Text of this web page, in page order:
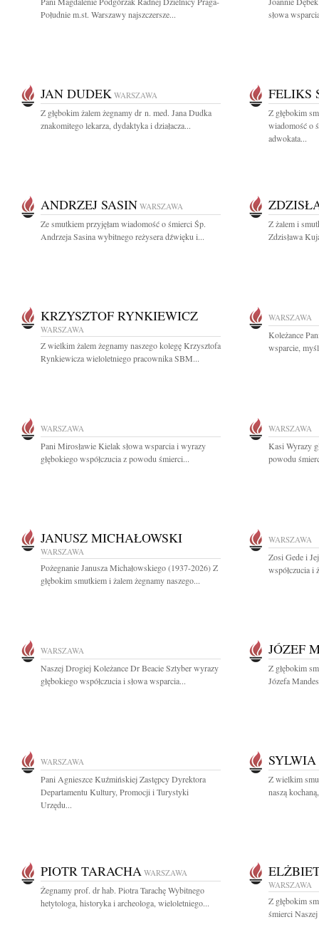
Południe m.st. Warszawy najszczersze...
słowa
JAN DUDEK WARSZAWA
Z głębokim żalem żegnamy dr n. med. Jana Dudka
znakomitego lekarza, dydaktyka i działacza...
FELIKS
Z głębokim
wiadomość o
adwokata...
ANDRZEJ SASIN WARSZAWA
Ze smutkiem przyjęłam wiadomość o śmierci Śp.
Andrzeja Sasina wybitnego reżysera dźwięku i...
Z żalem i
Zdzisława
KRZYSZTOF RYNKIEWICZ
WARSZAWA
Z wielkim żalem żegnamy naszego kolegę Krzysztofa
Rynkiewicza wieloletniego pracownika SBM...
WARSZAWA
Koleżance
wsparcie,
WARSZAWA
Pani Mirosławie Kielak słowa wsparcia i wyrazy
głębokiego współczucia z powodu śmierci...
WARSZAWA
Kasi Wyrazy
powodu
JANUSZ MICHAŁOWSKI
WARSZAWA
Pożegnanie Janusza Michałowskiego (1937-2026) Z
głębokim smutkiem i żalem żegnamy naszego...
WARSZAWA
Zosi Gede i
współczucia i
WARSZAWA
Naszej Drogiej Koleżance Dr Beacie Sztyber wyrazy
głębokiego współczucia i słowa wsparcia...
JÓZEF
Z głębokim
Józefa
WARSZAWA
Pani Agnieszce Kuźmińskiej Zastępcy Dyrektora
Departamentu Kultury, Promocji i Turystyki
Urzędu...
Z wielkim
naszą
PIOTR TARACHA WARSZAWA
Żegnamy prof. dr hab. Piotra Tarachę Wybitnego
hetytologa, historyka i archeologa, wieloletniego...
WARSZAWA
Z głębokim
śmierci